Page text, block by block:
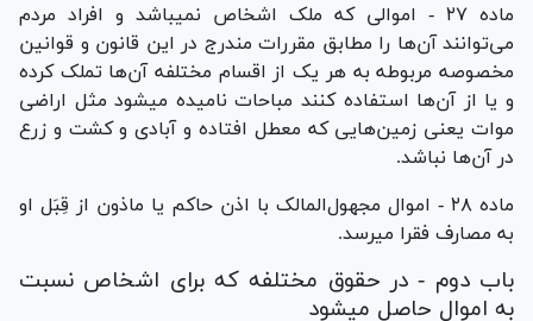
ماده ۲۷ - اموالی که ملک اشخاص نمیباشد و افراد مردم
می‌توانند آن‌ها را مطابق مقررات مندرج در این قانون و قوانین
مخصوصه مربوطه به هر یک از اقسام مختلفه آن‌ها تملک کرده
و یا از آن‌ها استفاده کنند مباحات نامیده میشود مثل اراضی
موات یعنی زمین‌هایی که معطل افتاده و آبادی و کشت و زرع
در آن‌ها نباشد.
ماده ۲۸ - اموال مجهول‌المالک با اذن حاکم یا ماذون از قِبَل او
به مصارف فقرا میرسد.
باب دوم - در حقوق مختلفه که برای اشخاص نسبت
به اموال حاصل میشود